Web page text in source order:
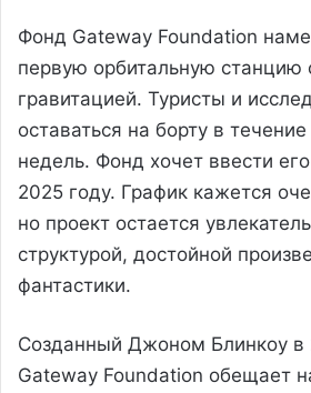
Фонд Gateway Foundation
первую орбитальную станцию
гравитацией. Туристы и
оставаться на борту в
недель. Фонд хочет ввести
2025 году. График кажется
но проект остается
структурой, достойной
фантастики.
Созданный Джоном Блинкоу в
Gateway Foundation обещает